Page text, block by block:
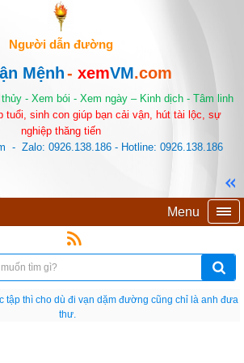
Người dẫn đường
Mệnh- xemVM.com
- Xem bói - Xem ngày – Kinh dịch - Tâm linh
tuổi, sinh con giúp bạn cải vận, hút tài lộc, sự
nghiệp thăng tiến
- Zalo: 0926.138.186 - Hotline: 0926.138.186
Menu
tập thì cho dù đi vạn dặm đường cũng chỉ là anh đưa
thư.